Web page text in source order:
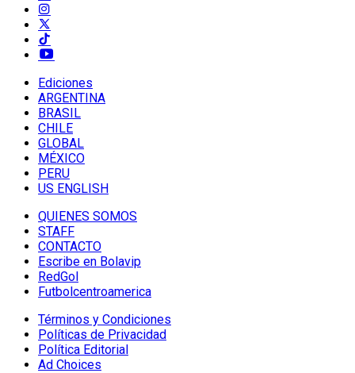
Ediciones
ARGENTINA
BRASIL
CHILE
GLOBAL
MÉXICO
PERU
US ENGLISH
QUIENES SOMOS
STAFF
CONTACTO
Escribe en Bolavip
RedGol
Futbolcentroamerica
Términos y Condiciones
Políticas de Privacidad
Política Editorial
Ad Choices